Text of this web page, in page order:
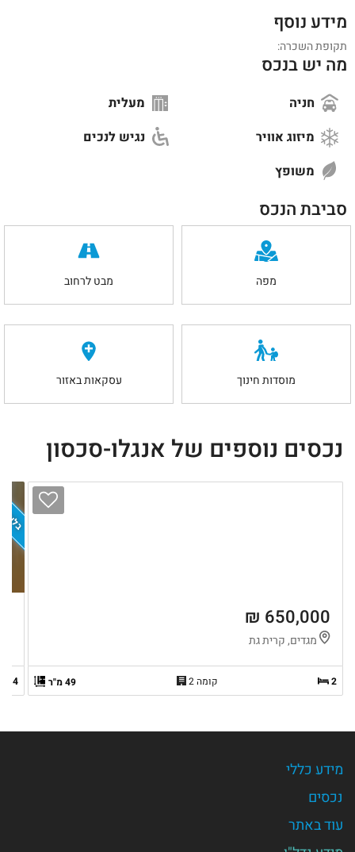
מידע נוסף
תקופת השכרה:
מה יש בנכס
חניה
מעלית
מיזוג אוויר
נגיש לנכים
משופץ
סביבת הנכס
מפה מבט לרחוב
מוסדות חינוך עסקאות באזור
נכסים נוספים של אנגלו-סכסון
650,000 ₪
מגדים, קרית גת
2 קומה 2 49 מ"ר 4
מידע כללי
נכסים
עוד באתר